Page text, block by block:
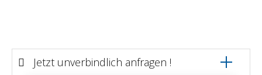
Jetzt unverbindlich anfragen !